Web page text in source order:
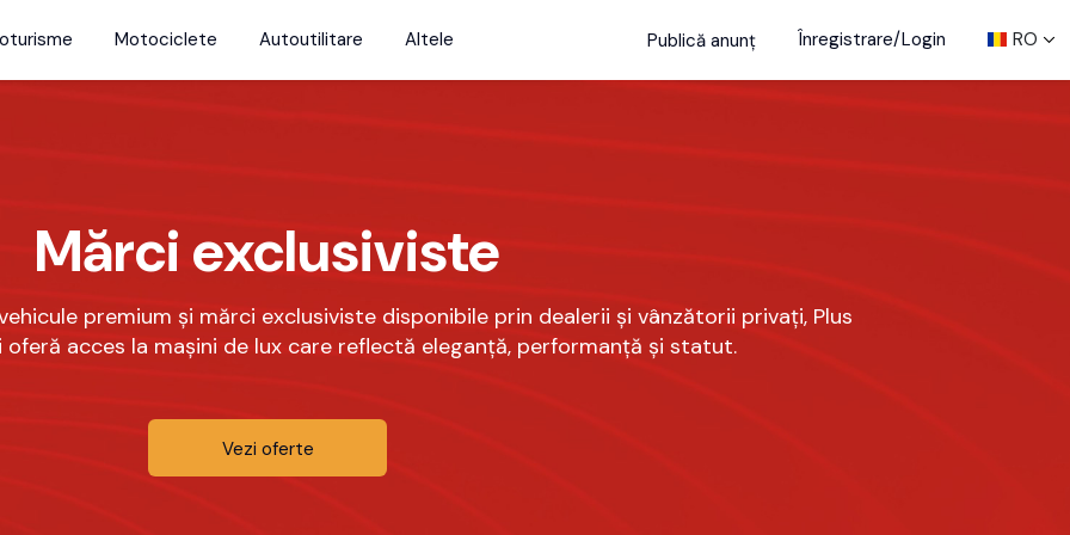
Motociclete Autoutilitare Altele Publică anunț Înregistrare/Login RO
Mărci exclusiviste
premium și mărci exclusiviste disponibile prin dealerii și vânzătorii privați, Plus
acces la mașini de lux care reflectă eleganță, performanță și statut.
Vezi oferte